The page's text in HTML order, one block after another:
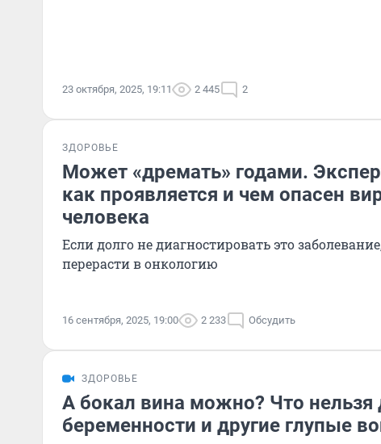
23 октября, 2025, 19:11 2 445 2
ЗДОРОВЬЕ
Может «дремать» годами.
как проявляется и чем опасен
человека
Если долго не диагностировать это
перерасти в онкологию
16 сентября, 2025, 19:00 2 233 Обсудить
ЗДОРОВЬЕ
А бокал вина можно? Что нельзя
беременности и другие глупые